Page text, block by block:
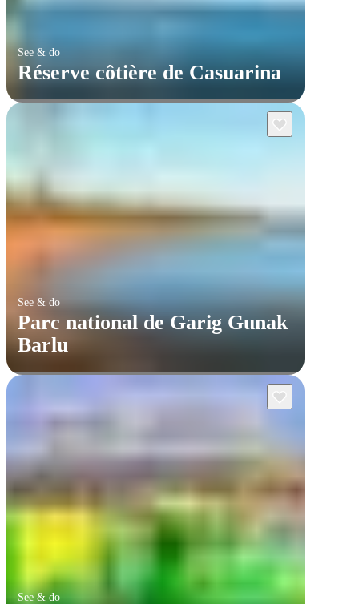
See & do
Réserve côtière de Casuarina
See & do
Parc national de Garig Gunak
Barlu
See & do